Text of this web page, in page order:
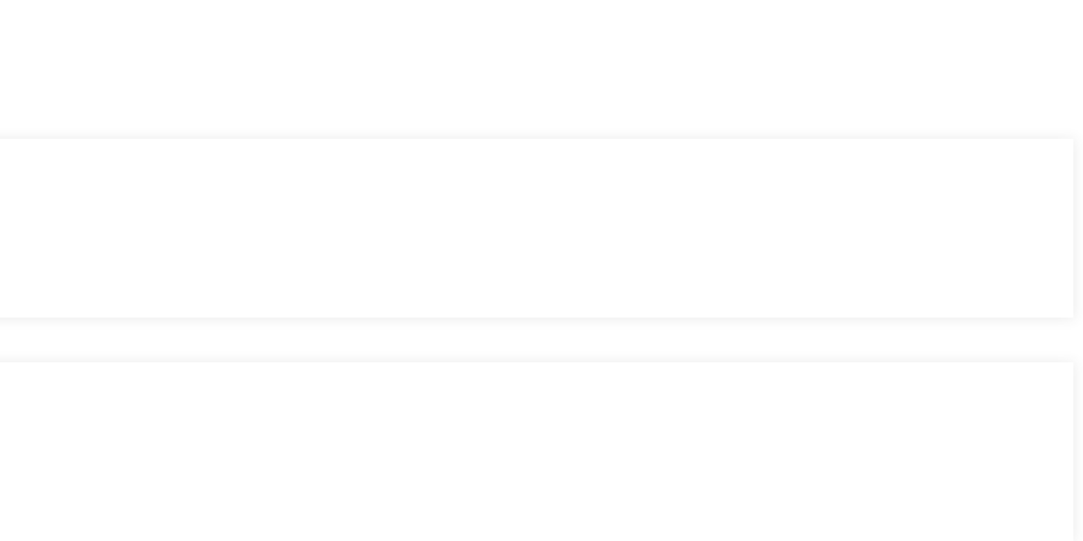
sans complications.
du marché.
des plateformes et des dApps.